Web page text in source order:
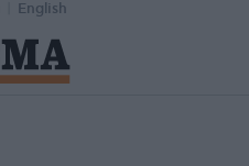
English